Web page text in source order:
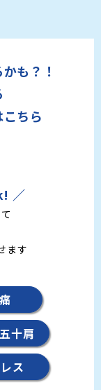
も？！
ちら
／
ます
十肩
ス